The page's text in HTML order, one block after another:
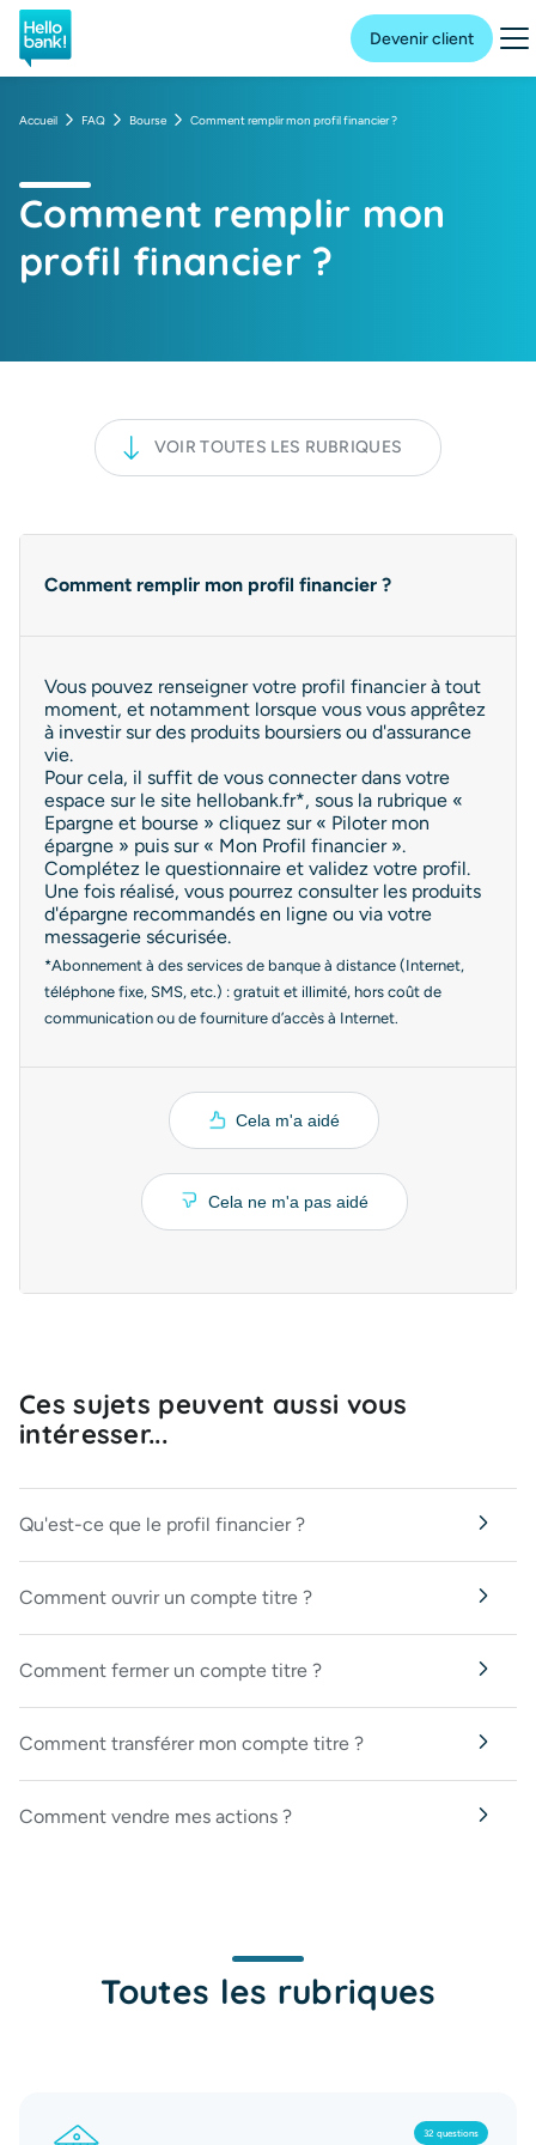
Hello bank! la banque en ligne de BNP Paribas
Devenir client
Accueil FAQ Bourse Comment remplir mon profil financier ?
Comment remplir mon
profil financier ?
VOIR TOUTES LES RUBRIQUES
Comment remplir mon profil financier ?
Vous pouvez renseigner votre profil financier à tout
moment, et notamment lorsque vous vous apprêtez
à investir sur des produits boursiers ou d'assurance
vie.
Pour cela, il suffit de vous connecter dans votre
espace sur le site hellobank.fr*, sous la rubrique «
Epargne et bourse » cliquez sur « Piloter mon
épargne » puis sur « Mon Profil financier ».
Complétez le questionnaire et validez votre profil.
Une fois réalisé, vous pourrez consulter les produits
d'épargne recommandés en ligne ou via votre
messagerie sécurisée.
*Abonnement à des services de banque à distance (Internet,
téléphone fixe, SMS, etc.) : gratuit et illimité, hors coût de
communication ou de fourniture d’accès à Internet.
Cela m'a aidé
Cela ne m'a pas aidé
Ces sujets peuvent aussi vous
intéresser...
Qu'est-ce que le profil financier ?
Comment ouvrir un compte titre ?
Comment fermer un compte titre ?
Comment transférer mon compte titre ?
Comment vendre mes actions ?
Toutes les rubriques
32 questions